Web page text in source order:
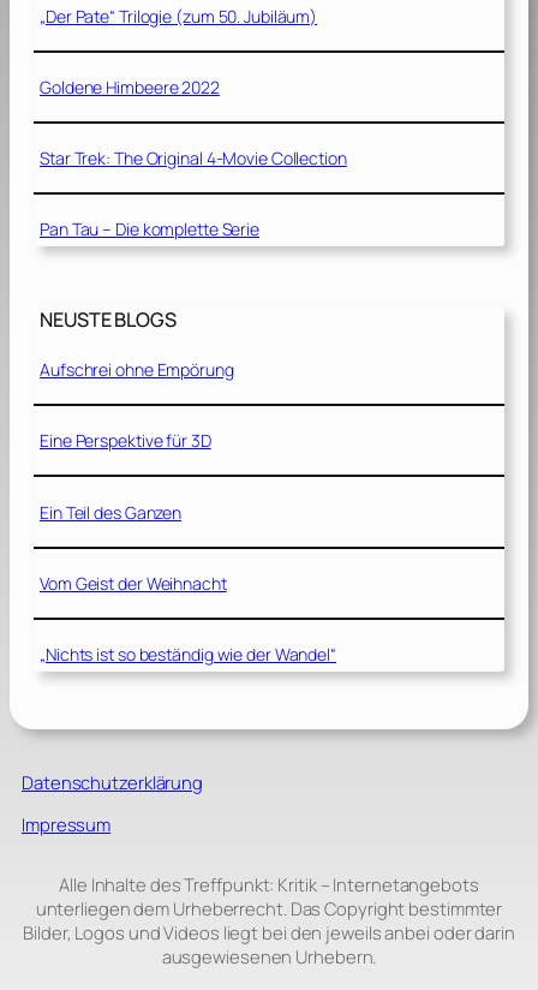
„Der Pate“ Trilogie (zum 50. Jubiläum)
Goldene Himbeere 2022
Star Trek: The Original 4-Movie Collection
Pan Tau – Die komplette Serie
NEUSTE BLOGS
Aufschrei ohne Empörung
Eine Perspektive für 3D
Ein Teil des Ganzen
Vom Geist der Weihnacht
„Nichts ist so beständig wie der Wandel“
Datenschutzerklärung
Impressum
Alle Inhalte des Treffpunkt: Kritik – Internetangebots
unterliegen dem Urheberrecht. Das Copyright bestimmter
Bilder, Logos und Videos liegt bei den jeweils anbei oder darin
ausgewiesenen Urhebern.